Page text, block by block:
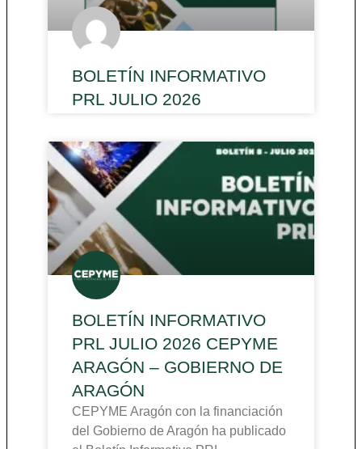
BOLETÍN INFORMATIVO
PRL JULIO 2026
BOLETÍN INFORMATIVO
PRL JULIO 2026 CEPYME
ARAGÓN – GOBIERNO DE
ARAGÓN
CEPYME Aragón con la financiación
del Gobierno de Aragón ha publicado